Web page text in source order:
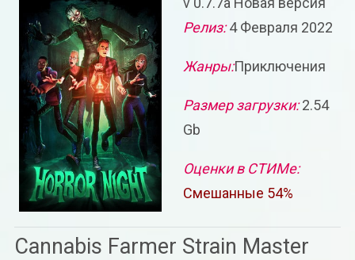
Релиз:4 Февраля 2022
Жанры:Приключения
Размер загрузки:2.54
Gb
Оценки в СТИМе:
Смешанные 54%
Cannabis Farmer Strain Master